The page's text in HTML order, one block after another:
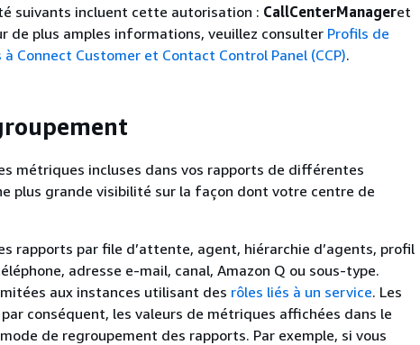
suivants incluent cette autorisation : CallCenterManageret
de plus amples informations, veuillez consulter Profils de
Connect Customer et Contact Control Panel (CCP).
métriques incluses dans vos rapports de différentes
plus grande visibilité sur la façon dont votre centre de
rapports par file d’attente, agent, hiérarchie d’agents, profil
adresse e-mail, canal, Amazon Q ou sous-type.
aux instances utilisant des rôles liés à un service. Les
conséquent, les valeurs de métriques affichées dans le
de regroupement des rapports. Par exemple, si vous